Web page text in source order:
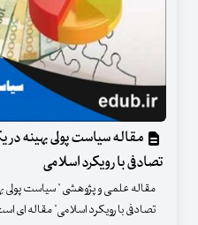
مقاله سیاست پولی بهینه
تصادفی با رویکرد اسلامی
مقاله علمی و پژوهشی " سیاست پولی